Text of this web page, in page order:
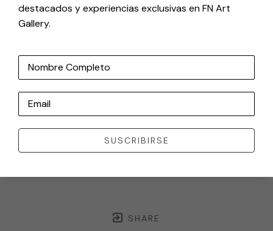
SHARE
destacados y experiencias exclusivas en FN Art
Gallery.
Nombre Completo
Email
SUSCRIBIRSE